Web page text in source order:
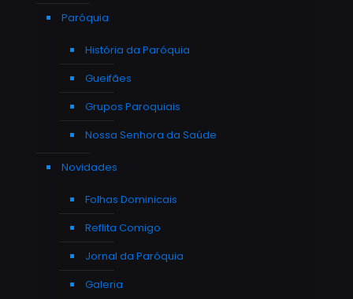
Paróquia
História da Paróquia
Gueifães
Grupos Paroquiais
Nossa Senhora da Saúde
Novidades
Folhas Dominicais
Reflita Comigo
Jornal da Paróquia
Galeria